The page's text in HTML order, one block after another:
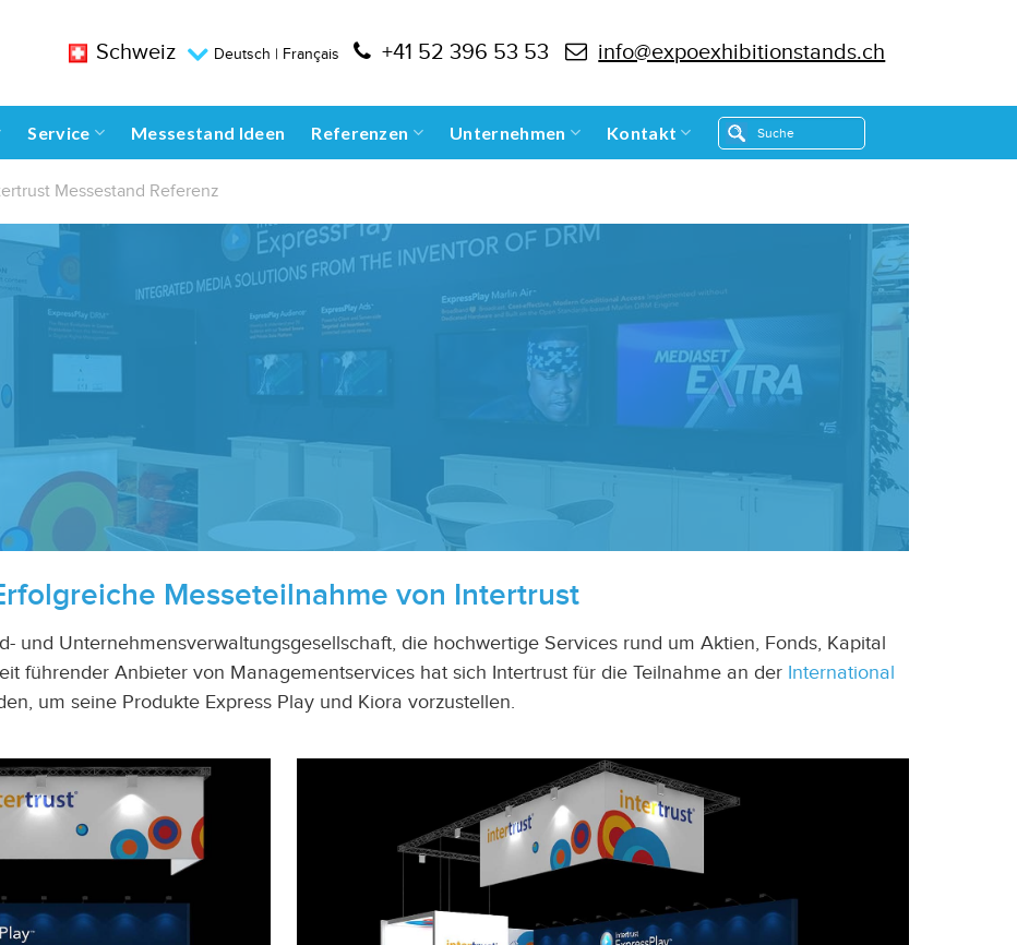
Schweiz Deutsch | Français +41 52 396 53 53 info@expoexhibitionstands.ch
Service Messestand Ideen Referenzen Unternehmen Kontakt
Messestand Referenz
Messeteilnahme von Intertrust
und Unternehmensverwaltungsgesellschaft, die hochwertige Services rund um Aktien, Fonds, Kapital
führender Anbieter von Managementservices hat sich Intertrust für die Teilnahme an der International
um seine Produkte Express Play und Kiora vorzustellen.